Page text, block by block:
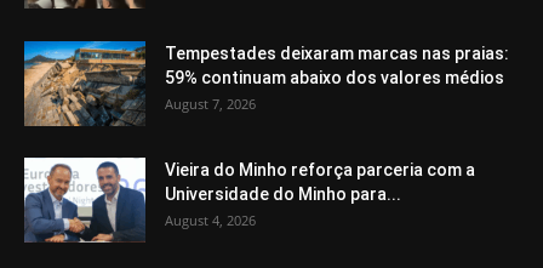
Tempestades deixaram marcas nas praias:
59% continuam abaixo dos valores médios
August 7, 2026
Vieira do Minho reforça parceria com a
Universidade do Minho para...
August 4, 2026